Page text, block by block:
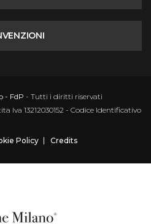
- FdP - Tutti i diritti riservati
Iva 13212030152 - Codice Identificativo
Policy Credits